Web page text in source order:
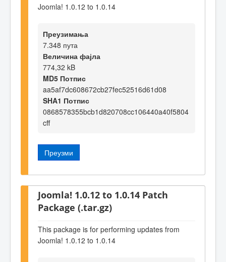
Joomla! 1.0.12 to 1.0.14
Преузимања
7.348 пута
Величина фајла
774,32 kB
MD5 Потпис
aa5af7dc608672cb27fec52516d61d08
SHA1 Потпис
0868578355bcb1d820708cc106440a40f5804
cff
Преузми
Joomla! 1.0.12 to 1.0.14 Patch
Package (.tar.gz)
This package is for performing updates from
Joomla! 1.0.12 to 1.0.14